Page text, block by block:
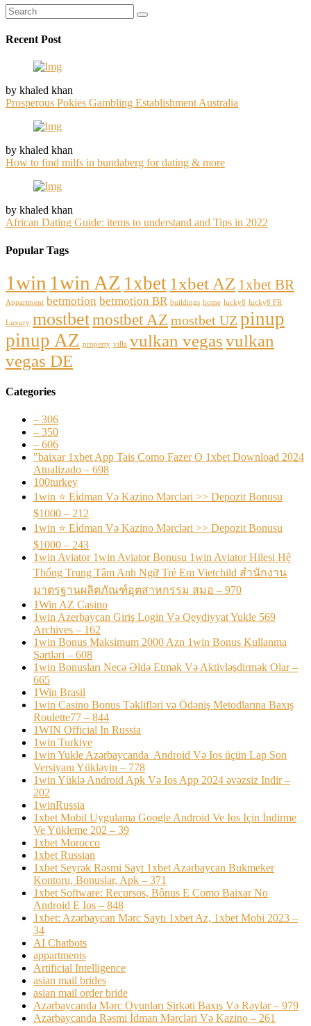
Recent Post
by khaled khan
Prosperous Pokies Gambling Establishment Australia
by khaled khan
How to find milfs in bundaberg for dating & more
by khaled khan
African Dating Guide: items to understand and Tips in 2022
Popular Tags
1win 1win AZ 1xbet 1xbet AZ 1xbet BR
Appartment betmotion betmotion BR buildings home lucky8 lucky8 FR
Luxury mostbetmostbet AZ mostbet UZ pinup
pinup AZ property villa vulkan vegasvulkan
vegas DE
Categories
– 306
– 350
– 606
"baixar 1xbet App Tais Como Fazer O 1xbet Download 2024
Atualizado – 698
100turkey
1win ⭐ Ei̇dman Və Kazino Mərcləri >> Depozit Bonusu
$1000 – 212
1win ⭐ Ei̇dman Və Kazino Mərcləri >> Depozit Bonusu
$1000 – 243
1win Aviator 1win Aviator Bonusu 1win Aviator Hilesi Hệ
Thống Trung Tâm Anh Ngữ Trẻ Em Vietchild สำนักงาน
มาตรฐานผลิตภัณฑ์อุตสาหกรรม สมอ – 970
1Win AZ Casino
1win Azerbaycan Giriş Login Və Qeydiyyat Yukle 569
Archives – 162
1win Bonus Maksimum 2000 Azn 1win Bonus Kullanma
Şərtləri – 608
1win Bonusları Necə Əldə Etmək Və Aktivləşdirmək Olar –
665
1Win Brasil
1win Casino Bonus Təklifləri və Ödəniş Metodlarına Baxış
Roulette77 – 844
1WIN Official In Russia
1win Turkiye
1win Yukle Azərbaycanda ️ Android Və Ios üçün Lap Son
Versiyanı Yükləyin – 778
1win Yüklə Android Apk Və Ios App 2024 əvəzsiz Indir –
202
1winRussia
1xbet Mobil Uygulama Google Android Ve Ios Için İndirme
Ve Yükleme 202 – 39
1xbet Morocco
1xbet Russian
1xbet Seyrək Rəsmi Sayt 1xbet Azərbaycan Bukmeker
Kontoru, Bonuslar, Apk – 371
1xbet Software: Recursos, Bônus E Como Baixar No
Android E Ios – 848
1xbet: Azərbaycan Mərc Saytı 1xbet Az, 1xbet Mobi 2023 –
34
AI Chatbots
appartments
Artificial Intelligence
asian mail brides
asian mail order bride
Azərbaycanda Mərc Oyunları Şirkəti Baxış Və Rəylər – 979
Azərbaycanda Rəsmi İdman Mərcləri Və Kazino – 261